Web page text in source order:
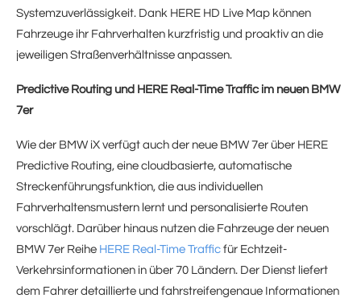
Systemzuverlässigkeit. Dank HERE HD Live Map können
Fahrzeuge ihr Fahrverhalten kurzfristig und proaktiv an die
jeweiligen Straßenverhältnisse anpassen.
Predictive Routing und HERE Real-Time Traffic im neuen BMW
7er
Wie der BMW iX verfügt auch der neue BMW 7er über HERE
Predictive Routing, eine cloudbasierte, automatische
Streckenführungsfunktion, die aus individuellen
Fahrverhaltensmustern lernt und personalisierte Routen
vorschlägt. Darüber hinaus nutzen die Fahrzeuge der neuen
BMW 7er Reihe HERE Real-Time Traffic für Echtzeit-
Verkehrsinformationen in über 70 Ländern. Der Dienst liefert
dem Fahrer detaillierte und fahrstreifengenaue Informationen